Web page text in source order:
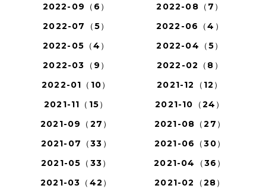
2022-09（6）
2022-08（7）
2022-07（5）
2022-06（4）
2022-05（4）
2022-04（5）
2022-03（9）
2022-02（8）
2022-01（10）
2021-12（12）
2021-11（15）
2021-10（24）
2021-09（27）
2021-08（27）
2021-07（33）
2021-06（30）
2021-05（33）
2021-04（36）
2021-03（42）
2021-02（28）